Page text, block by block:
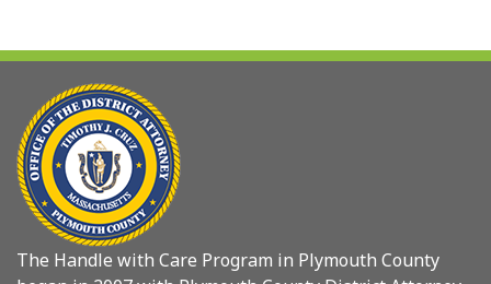
The Handle with Care Program in Plymouth County